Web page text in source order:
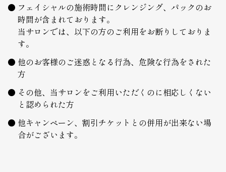
フェイシャルの施術時間にクレンジング、パックのお
時間が含まれております。
当サロンでは、以下の方のご利用をお断りしておりま
す。
他のお客様のご迷惑となる行為、危険な行為をされた
方
その他、当サロンをご利用いただくのに相応しくない
と認められた方
他キャンペーン、割引チケットとの併用が出来ない場
合がございます。